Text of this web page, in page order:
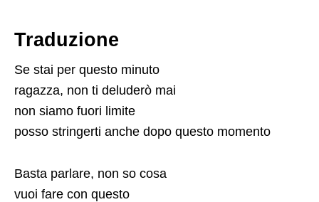
Traduzione
Se stai per questo minuto
ragazza, non ti deluderò mai
non siamo fuori limite
posso stringerti anche dopo questo momento
Basta parlare, non so cosa
vuoi fare con questo